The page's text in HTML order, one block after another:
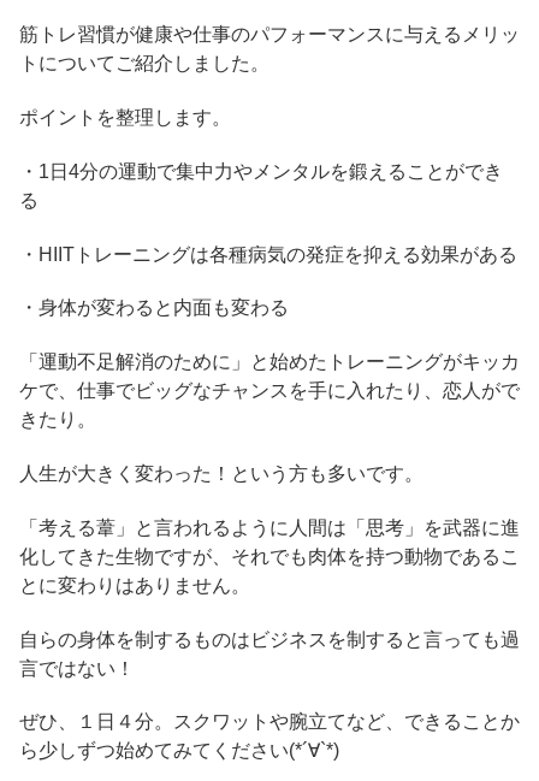
筋トレ習慣が健康や仕事のパフォーマンスに与えるメリッ
トについてご紹介しました。
ポイントを整理します。
・1日4分の運動で集中力やメンタルを鍛えることができ
る
・HIITトレーニングは各種病気の発症を抑える効果がある
・身体が変わると内面も変わる
「運動不足解消のために」と始めたトレーニングがキッカ
ケで、仕事でビッグなチャンスを手に入れたり、恋人がで
きたり。
人生が大きく変わった！という方も多いです。
「考える葦」と言われるように人間は「思考」を武器に進
化してきた生物ですが、それでも肉体を持つ動物であるこ
とに変わりはありません。
自らの身体を制するものはビジネスを制すると言っても過
言ではない！
ぜひ、１日４分。スクワットや腕立てなど、できることか
ら少しずつ始めてみてください(*´∀`*)